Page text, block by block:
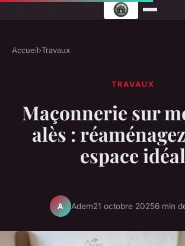
Accueil›Travaux
TRAVAUX
Maçonnerie sur
alès :
espace idéal
A Adem21 octobre 20256 min